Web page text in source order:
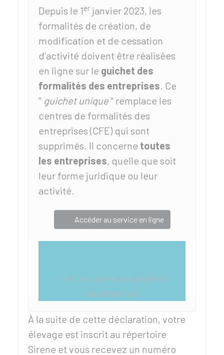
Depuis le 1er janvier 2023, les
formalités de création, de
modification et de cessation
d'activité doivent être réalisées
en ligne sur le guichet des
formalités des entreprises. Ce
" guichet unique" remplace les
centres de formalités des
entreprises (CFE) qui sont
supprimés. Il concerne toutes
les entreprises, quelle que soit
leur forme juridique ou leur
activité.
Accéder au service en ligne
Institut national de la propriété
industrielle (Inpi)
À la suite de cette déclaration, votre
élevage est inscrit au répertoire
Sirene et vous recevez un numéro